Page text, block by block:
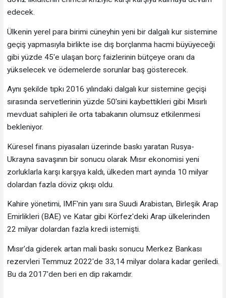
edecek.
Ülkenin yerel para birimi cüneyhin yeni bir dalgalı kur sistemine
geçiş yapmasıyla birlikte ise dış borçlanma hacmi büyüyeceği
gibi yüzde 45'e ulaşan borç faizlerinin bütçeye oranı da
yükselecek ve ödemelerde sorunlar baş gösterecek.
Aynı şekilde tıpkı 2016 yılındaki dalgalı kur sistemine geçişi
sırasında servetlerinin yüzde 50'sini kaybettikleri gibi Mısırlı
mevduat sahipleri ile orta tabakanın olumsuz etkilenmesi
bekleniyor.
Küresel finans piyasaları üzerinde baskı yaratan Rusya-
Ukrayna savaşının bir sonucu olarak Mısır ekonomisi yeni
zorluklarla karşı karşıya kaldı, ülkeden mart ayında 10 milyar
dolardan fazla döviz çıkışı oldu.
Kahire yönetimi, IMF'nin yanı sıra Suudi Arabistan, Birleşik Arap
Emirlikleri (BAE) ve Katar gibi Körfez'deki Arap ülkelerinden
22 milyar dolardan fazla kredi istemişti.
Mısır'da giderek artan mali baskı sonucu Merkez Bankası
rezervleri Temmuz 2022'de 33,14 milyar dolara kadar geriledi.
Bu da 2017'den beri en dip rakamdır.